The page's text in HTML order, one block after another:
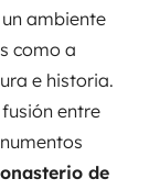
ambiente
como a
e historia.
entre
de